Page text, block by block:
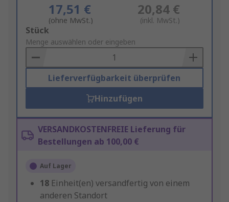
17,51 €
(ohne MwSt.)
20,84 €
(inkl. MwSt.)
Add
to
Basket
Stück
Menge auswählen oder eingeben
Lieferverfügbarkeit überprüfen
Hinzufügen
VERSANDKOSTENFREIE Lieferung für
Bestellungen ab 100,00 €
Auf Lager
18 Einheit(en) versandfertig von einem
anderen Standort